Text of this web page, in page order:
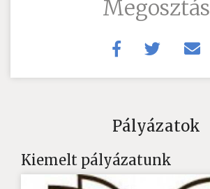
Megosztás
Pályázatok
Kiemelt pályázatunk